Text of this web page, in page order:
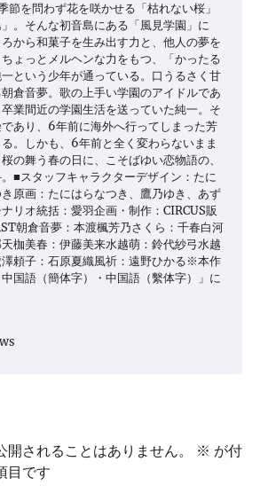
節を問わず花を咲かせる「枯れない桜」
。そんな初音島にある「風見学園」に
から和菓子を生み出す力と、他人の夢を
ょっとメルヘンな力をもつ、「かったる
という少年が通っている。口うるさく甘
倉音夢。歌の上手い学園のアイドルであ
業間近の学園生活を送っていた純一。そ
あり、6年前に海外へ行ってしまった芳
。しかも、6年前と全く変わらないまま
の舞う春の日に、こそばゆい恋物語の、
■スタッフキャラクターデザイン：たに
原画：たにはらなつき、鷹乃ゆき、あず
リオ統括：愛羽企画・制作：CIRCUS販
朝倉音夢：本渡楓芳乃さくら：千春白河
枷美春：伊藤美来水越萌：鈴代紗弓水越
頼子：石原夏織風祈：遠野ひかる※本作
国語（簡体字）・中国語（繫体字）」に
開されることはありません。 ※ が付
目です